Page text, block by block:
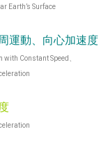
Earth’s Surface
運動、向心加速度
Constant Speed、